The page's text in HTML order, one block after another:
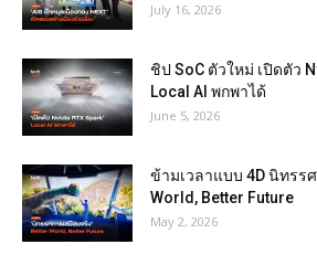
July 16, 2026
ชิป SoC ตัวใหม่ เปิดตัว
Local AI พกพาได้
June 5, 2026
ข้ามเวลาแบบ 4D นิทรร
World, Better Future
May 2, 2026